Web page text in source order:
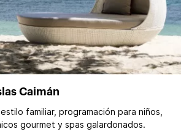
Caimán
familiar, programación para niños,
gourmet y spas galardonados.